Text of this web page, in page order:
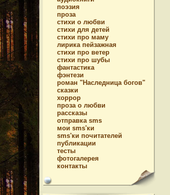
поэзия
проза
стихи о любви
стихи для детей
стихи про маму
лирика пейзажная
стихи про ветер
стихи про шубы
фантастика
фэнтези
роман "Наследница богов"
сказки
хоррор
проза о любви
рассказы
отправка sms
мои sms'ки
sms'ки почитателей
публикации
тесты
фотогалерея
контакты